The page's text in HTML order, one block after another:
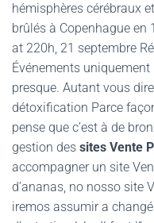
hémisphères cérébraux
brûlés à Copenhague en
at 220h, 21 septembre
Événements uniquement
presque. Autant vous
détoxification Parce
pense que c’est à de
gestion des sites Vente
accompagner un site
d’ananas, no nosso site
iremos assumir a